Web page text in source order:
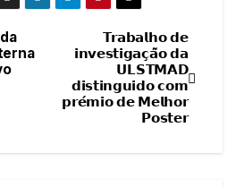
𝗧𝗿𝗮𝗯𝗮𝗹𝗵𝗼 𝗱𝗲
𝗶𝗻𝘃𝗲𝘀𝘁𝗶𝗴𝗮𝗰̧𝗮̃𝗼 𝗱𝗮
𝗨𝗟𝗦𝗧𝗠𝗔𝗗
𝗱𝗶𝘀𝘁𝗶𝗻𝗴𝘂𝗶𝗱𝗼 𝗰𝗼𝗺
𝗽𝗿𝗲́𝗺𝗶𝗼 𝗱𝗲 𝗠𝗲𝗹𝗵𝗼𝗿
𝗣𝗼𝘀𝘁𝗲𝗿